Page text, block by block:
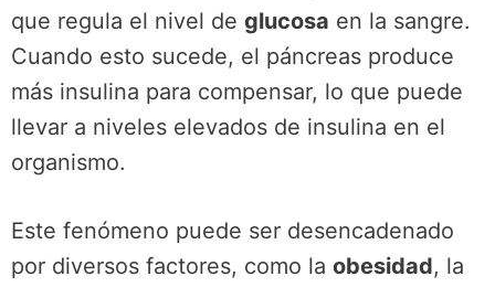
que regula el nivel de glucosa en la sangre.
Cuando esto sucede, el páncreas produce
más insulina para compensar, lo que puede
llevar a niveles elevados de insulina en el
organismo.
Este fenómeno puede ser desencadenado
por diversos factores, como la obesidad, la